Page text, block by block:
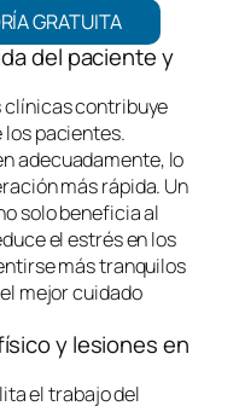
GRATUITA
del paciente y
clínicas contribuye
pacientes.
adecuadamente, lo
más rápida. Un
solo beneficia al
el estrés en los
más tranquilos
mejor cuidado
y lesiones en
el trabajo del